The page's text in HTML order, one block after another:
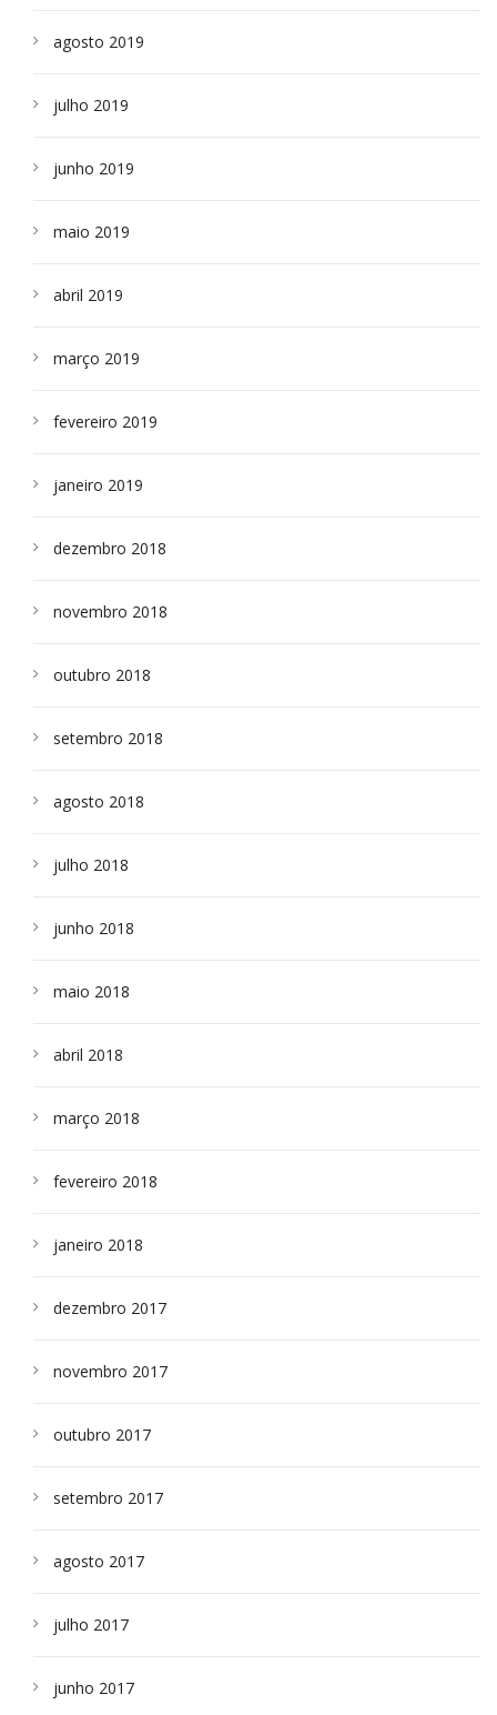
agosto 2019
julho 2019
junho 2019
maio 2019
abril 2019
março 2019
fevereiro 2019
janeiro 2019
dezembro 2018
novembro 2018
outubro 2018
setembro 2018
agosto 2018
julho 2018
junho 2018
maio 2018
abril 2018
março 2018
fevereiro 2018
janeiro 2018
dezembro 2017
novembro 2017
outubro 2017
setembro 2017
agosto 2017
julho 2017
junho 2017